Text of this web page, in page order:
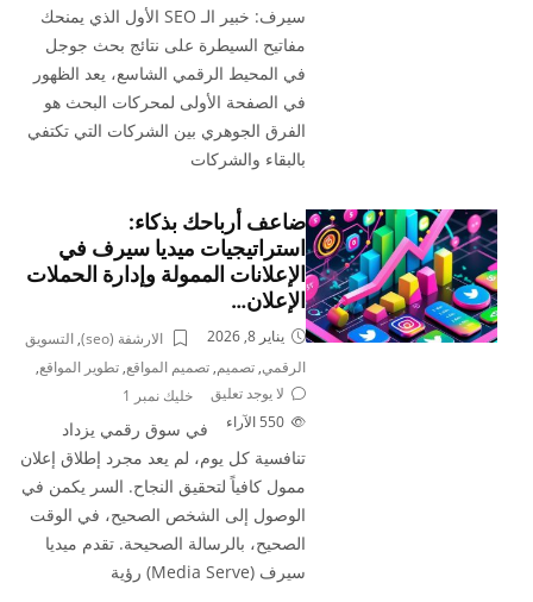
سيرف: خبير الـ SEO الأول الذي يمنحك
مفاتيح السيطرة على نتائج بحث جوجل
في المحيط الرقمي الشاسع، يعد الظهور
في الصفحة الأولى لمحركات البحث هو
الفرق الجوهري بين الشركات التي تكتفي
بالبقاء والشركات
ضاعف أرباحك بذكاء:
استراتيجيات ميديا سيرف في
الإعلانات الممولة وإدارة الحملات
الإعلان…
يناير 8, 2026 الارشفة (seo) ,التسويق
الرقمي,تصميم,تصميم المواقع,تطوير المواقع,
خليك نمبر 1
لا يوجد تعليق
550
الآراء
في سوق رقمي يزداد
تنافسية كل يوم، لم يعد مجرد إطلاق إعلان
ممول كافياً لتحقيق النجاح. السر يكمن في
الوصول إلى الشخص الصحيح، في الوقت
الصحيح، بالرسالة الصحيحة. تقدم ميديا
سيرف (Media Serve) رؤية